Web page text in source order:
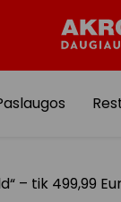
– tik 499,99